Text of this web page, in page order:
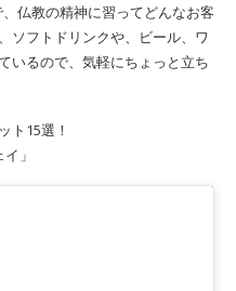
仏教の精神に習ってどんなお客
ソフトドリンクや、ビール、ワ
いるので、気軽にちょっと立ち
ト15選！
」